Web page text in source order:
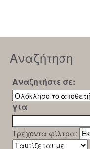
Αναζήτηση
Αναζητήστε σε:
για
Τρέχοντα φίλτρα: